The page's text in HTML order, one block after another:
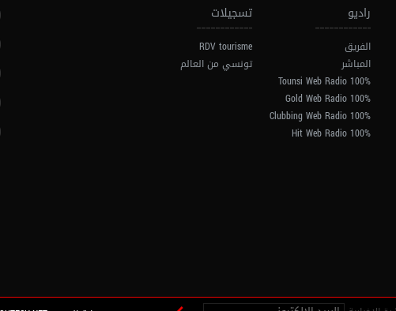
راديو
الفريق
المباشر
100% Tounsi Web Radio
100% Gold Web Radio
100% Clubbing Web Radio
100% Hit Web Radio
تسجيلات
RDV tourisme
تونسي من العالم